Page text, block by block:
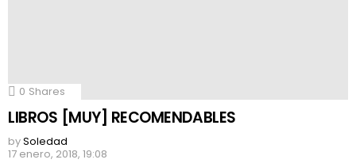
0 Shares
LIBROS [MUY] RECOMENDABLES
bySoledad
17 enero, 2018, 19:08